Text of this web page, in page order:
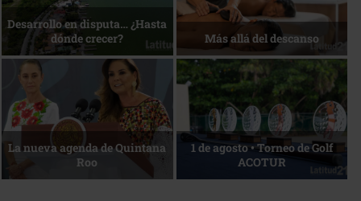
Bottega, un viaje servido a la
mesa
Energía que Impulsa la
competitividad
Reconocimiento de viajeros La esencia del servicio